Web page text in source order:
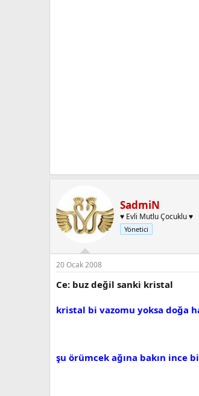
SadmiN
♥ Evli Mutlu Çocuklu ♥
Yönetici
20 Ocak 2008
Ce: buz değil sanki kristal
kristal bi vazomu yoksa doğa
şu örümcek ağına bakın